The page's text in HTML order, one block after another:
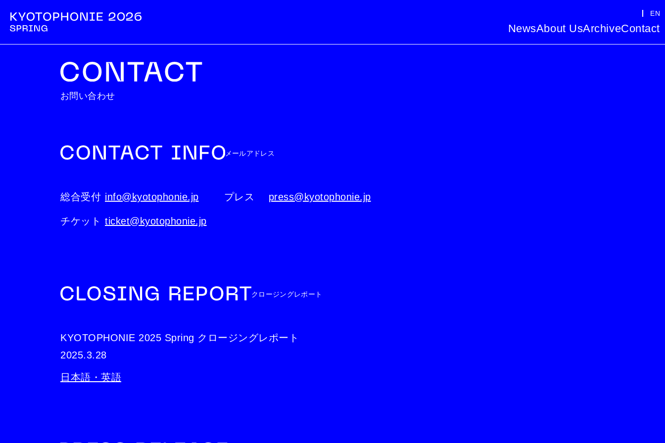
EN
NewsAbout UsArchiveContact
お問い合わせ
メールアドレス
総合受付 info@kyotophonie.jp プレス press@kyotophonie.jp
チケット ticket@kyotophonie.jp
クロージングレポート
KYOTOPHONIE 2025 Spring クロージングレポート
2025.3.28
日本語・英語